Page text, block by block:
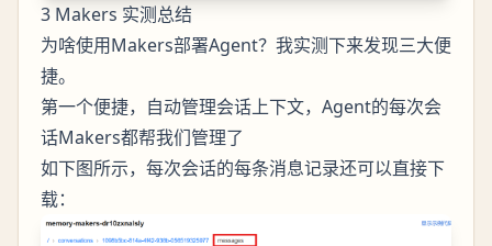
3 Makers 实测总结
为啥使用Makers部署Agent？我实测下来发现三大便
捷。
第一个便捷，自动管理会话上下文，Agent的每次会
话Makers都帮我们管理了
如下图所示，每次会话的每条消息记录还可以直接下
载：